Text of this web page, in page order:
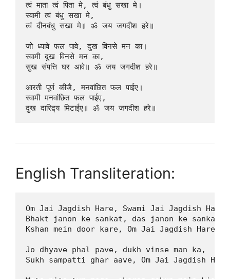
त्वं माता त्वं पिता मे, त्वं बंधु सखा मे।
स्वामी त्वं बंधु सखा मे,
त्वं दीनबंधु सखा मे॥ ॐ जय जगदीश हरे॥
जो ध्यावे फल पावे, दुख विनसे मन का।
स्वामी दुख विनसे मन का,
सुख संपत्ति घर आवे॥ ॐ जय जगदीश हरे॥
आरती पूर्ण कीजै, मनवांछित फल पाईए।
स्वामी मनवांछित फल पाईए,
English Transliteration:
Om Jai Jagdish Hare, Swami Jai Jagdish
Bhakt janon ke sankat, das janon ke
Kshan mein door kare, Om Jai Jagdish Hare...
Jo dhyave phal pave, dukh vinse man ka,
Sukh sampatti ghar aave, Om Jai Jagdish